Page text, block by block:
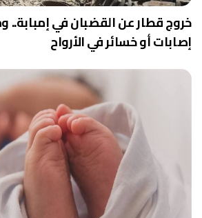
خروج قطار عن القضبان في إمبابة..
إصابات أو خسائر في الأرواح